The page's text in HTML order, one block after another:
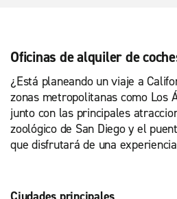
Oficinas de alquiler de
¿Está planeando un viaje a
zonas metropolitanas como Los
junto con las principales
zoológico de San Diego y el
que disfrutará de una